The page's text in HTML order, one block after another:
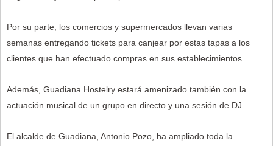
Por su parte, los comercios y supermercados llevan varias
semanas entregando tickets para canjear por estas tapas a los
clientes que han efectuado compras en sus establecimientos.
Además, Guadiana Hostelry estará amenizado también con la
actuación musical de un grupo en directo y una sesión de DJ.
El alcalde de Guadiana, Antonio Pozo, ha ampliado toda la